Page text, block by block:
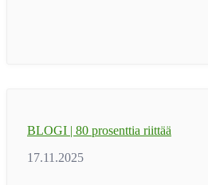
BLOGI | 80 prosenttia riittää